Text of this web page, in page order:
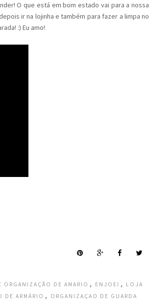
O que está em bom estado vai para a nossa
ir na lojinha e também para fazer a limpa no
:) Eu amo!
ORGANIZAÇÃO DE AMARIO , ENJOEI ,
LOJA
DE ARMÁRIO ,
ORGANIZAÇAO DE GUARDA